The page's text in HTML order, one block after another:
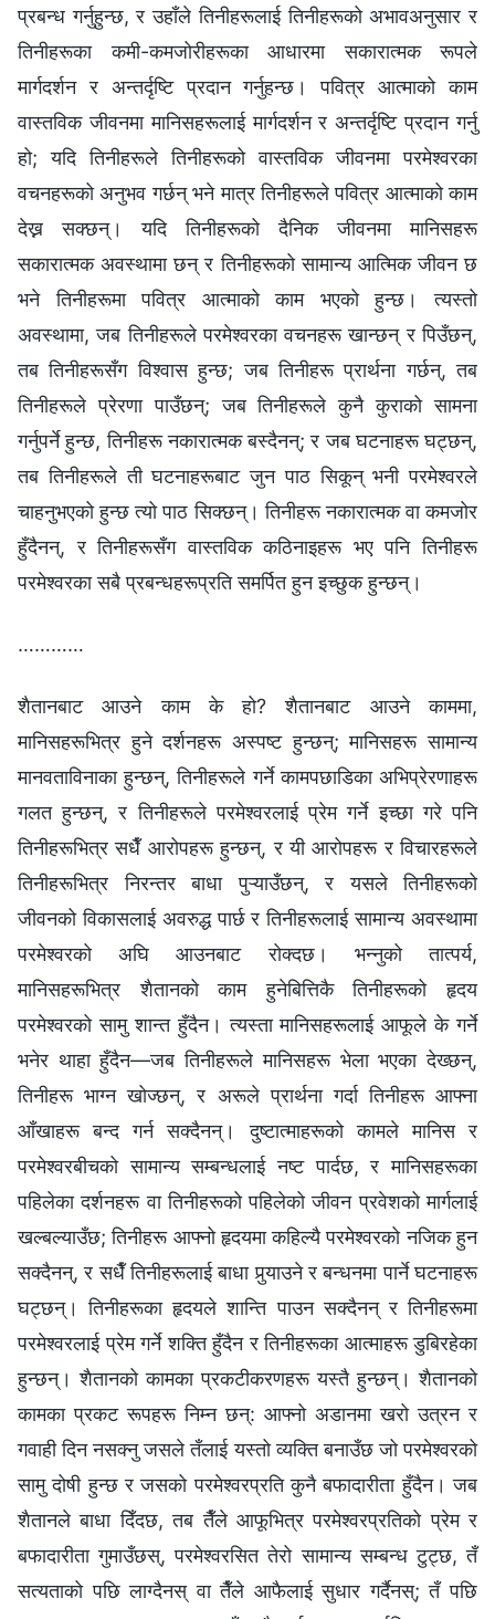
प्रबन्ध गर्नुहुन्छ, र उहाँले तिनीहरूलाई तिनीहरूको अभावअनुसार र
तिनीहरूका कमी-कमजोरीहरूका आधारमा सकारात्मक रूपले
मार्गदर्शन र अन्तर्दृष्टि प्रदान गर्नुहन्छ। पवित्र आत्माको काम
वास्तविक जीवनमा मानिसहरूलाई मार्गदर्शन र अन्तर्दृष्टि प्रदान गर्नु
हो; यदि तिनीहरूले तिनीहरूको वास्तविक जीवनमा परमेश्‍वरका
वचनहरूको अनुभव गर्छन् भने मात्र तिनीहरूले पवित्र आत्माको काम
देख्न सक्छन्। यदि तिनीहरूको दैनिक जीवनमा मानिसहरू
सकारात्मक अवस्थामा छन् र तिनीहरूको सामान्य आत्मिक जीवन छ
भने तिनीहरूमा पवित्र आत्माको काम भएको हुन्छ। त्यस्तो
अवस्थामा, जब तिनीहरूले परमेश्‍वरका वचनहरू खान्छन् र पिउँछन्,
तब तिनीहरूसँग विश्‍वास हुन्छ; जब तिनीहरू प्रार्थना गर्छन्, तब
तिनीहरूले प्रेरणा पाउँछन्; जब तिनीहरूले कुनै कुराको सामना
गर्नुपर्ने हुन्छ, तिनीहरू नकारात्मक बस्दैनन्; र जब घटनाहरू घट्छन्,
तब तिनीहरूले ती घटनाहरूबाट जुन पाठ सिकून् भनी परमेश्‍वरले
चाहनुभएको हुन्छ त्यो पाठ सिक्छन्। तिनीहरू नकारात्मक वा कमजोर
हुँदैनन्, र तिनीहरूसँग वास्तविक कठिनाइहरू भए पनि तिनीहरू
परमेश्‍वरका सबै प्रबन्धहरूप्रति समर्पित हुन इच्छुक हुन्छन्।
…………
शैतानबाट आउने काम के हो? शैतानबाट आउने काममा,
मानिसहरूभित्र हुने दर्शनहरू अस्पष्ट हुन्छन्; मानिसहरू सामान्य
मानवताविनाका हुन्छन्, तिनीहरूले गर्ने कामपछाडिका अभिप्रेरणाहरू
गलत हुन्छन्, र तिनीहरूले परमेश्‍वरलाई प्रेम गर्ने इच्छा गरे पनि
तिनीहरूभित्र सधैँ आरोपहरू हुन्छन्, र यी आरोपहरू र विचारहरूले
तिनीहरूभित्र निरन्तर बाधा पुऱ्याउँछन्, र यसले तिनीहरूको
जीवनको विकासलाई अवरुद्ध पार्छ र तिनीहरूलाई सामान्य अवस्थामा
परमेश्‍वरको अघि आउनबाट रोक्दछ। भन्नुको तात्पर्य,
मानिसहरूभित्र शैतानको काम हुनेबित्तिकै तिनीहरूको हृदय
परमेश्‍वरको सामु शान्त हुँदैन। त्यस्ता मानिसहरूलाई आफूले के गर्ने
भनेर थाहा हुँदैन—जब तिनीहरूले मानिसहरू भेला भएका देख्छन्,
तिनीहरू भाग्न खोज्छन्, र अरूले प्रार्थना गर्दा तिनीहरू आफ्ना
आँखाहरू बन्द गर्न सक्दैनन्। दुष्टात्माहरूको कामले मानिस र
परमेश्‍वरबीचको सामान्य सम्बन्धलाई नष्ट पार्दछ, र मानिसहरूका
पहिलेका दर्शनहरू वा तिनीहरूको पहिलेको जीवन प्रवेशको मार्गलाई
खल्बल्याउँछ; तिनीहरू आफ्नो हृदयमा कहिल्यै परमेश्‍वरको नजिक हुन
सक्दैनन्, र सधैँ तिनीहरूलाई बाधा पुर्‍याउने र बन्धनमा पार्ने घटनाहरू
घट्छन्। तिनीहरूका हृदयले शान्ति पाउन सक्दैनन् र तिनीहरूमा
परमेश्‍वरलाई प्रेम गर्ने शक्ति हुँदैन र तिनीहरूका आत्माहरू डुबिरहेका
हुन्छन्। शैतानको कामका प्रकटीकरणहरू यस्तै हुन्छन्। शैतानको
कामका प्रकट रूपहरू निम्न छन्: आफ्नो अडानमा खरो उत्रन र
गवाही दिन नसक्नु जसले तँलाई यस्तो व्यक्ति बनाउँछ जो परमेश्‍वरको
सामु दोषी हुन्छ र जसको परमेश्‍वरप्रति कुनै बफादारीता हुँदैन। जब
शैतानले बाधा दिँदछ, तब तैँले आफूभित्र परमेश्‍वरप्रतिको प्रेम र
बफादारीता गुमाउँछस्, परमेश्‍वरसित तेरो सामान्य सम्बन्ध टुट्छ, तँ
सत्यताको पछि लाग्दैनस् वा तैँले आफैलाई सुधार गर्दैनस्; तँ पछि